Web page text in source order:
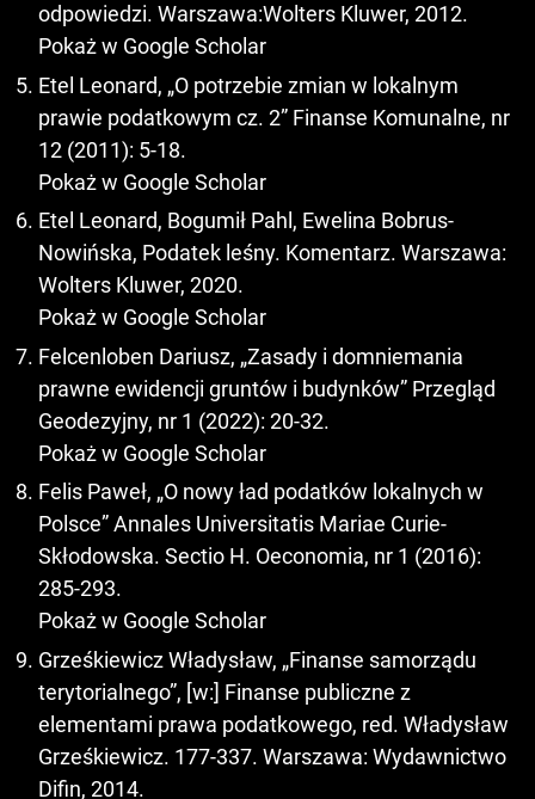
odpowiedzi. Warszawa:Wolters Kluwer, 2012.
Pokaż w Google Scholar
Etel Leonard, „O potrzebie zmian w lokalnym
prawie podatkowym cz. 2” Finanse Komunalne, nr
12 (2011): 5-18.
Pokaż w Google Scholar
Etel Leonard, Bogumił Pahl, Ewelina Bobrus-
Nowińska, Podatek leśny. Komentarz. Warszawa:
Wolters Kluwer, 2020.
Pokaż w Google Scholar
Felcenloben Dariusz, „Zasady i domniemania
prawne ewidencji gruntów i budynków” Przegląd
Geodezyjny, nr 1 (2022): 20-32.
Pokaż w Google Scholar
Felis Paweł, „O nowy ład podatków lokalnych w
Polsce” Annales Universitatis Mariae Curie-
Skłodowska. Sectio H. Oeconomia, nr 1 (2016):
285-293.
Pokaż w Google Scholar
Grześkiewicz Władysław, „Finanse samorządu
terytorialnego”, [w:] Finanse publiczne z
elementami prawa podatkowego, red. Władysław
Grześkiewicz. 177-337. Warszawa: Wydawnictwo
Difin, 2014.